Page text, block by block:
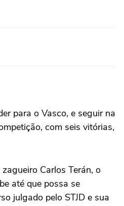
para o Vasco, e seguir na
com seis vitórias,
Carlos Terán, o
até que possa se
julgado pelo STJD e sua